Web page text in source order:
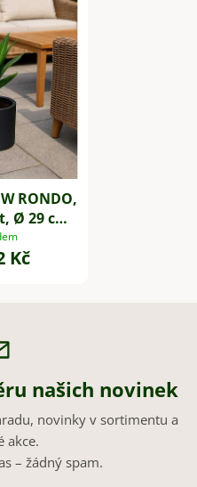
RONDO,
Ø 29 cm,
Kč
našich novinek
novinky v sortimentu a
akce.
– žádný spam.